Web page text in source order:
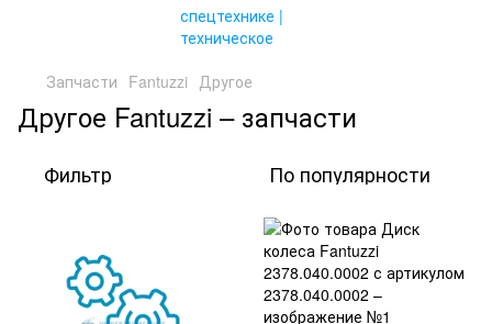
Запчасти Fantuzzi Другое
Другое Fantuzzi – запчасти
Фильтр По популярности